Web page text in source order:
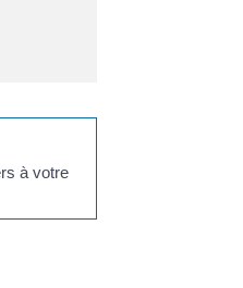
à votre